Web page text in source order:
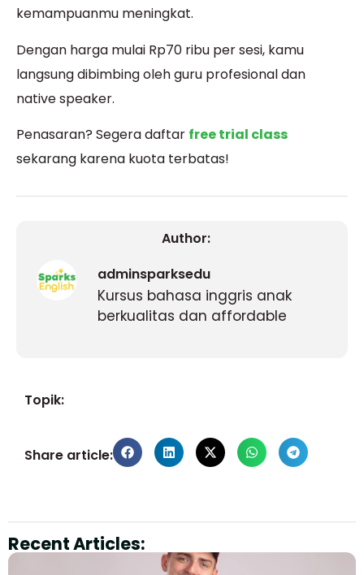
kemampuanmu meningkat.
Dengan harga mulai Rp70 ribu per sesi, kamu
langsung dibimbing oleh guru profesional dan
native speaker.
Penasaran? Segera daftar free trial class
sekarang karena kuota terbatas!
Author:
adminsparksedu
Kursus bahasa inggris anak
berkualitas dan affordable
Topik:
Share article:
Recent Articles: